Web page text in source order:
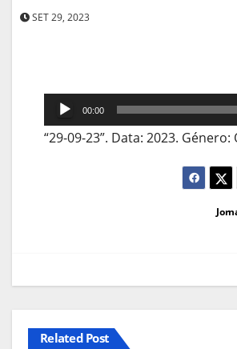
SET 29, 2023
Reprodutor
de
00:00
“29-09-23”. Data: 2023. Género:
Related Post